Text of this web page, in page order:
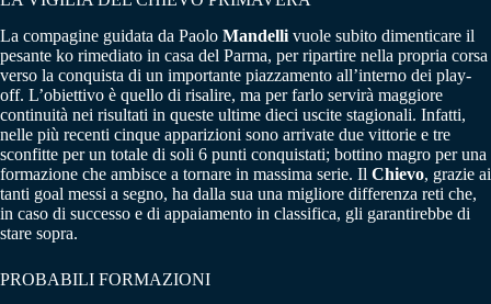
La compagine guidata da Paolo Mandelli vuole subito dimenticare il
pesante ko rimediato in casa del Parma, per ripartire nella propria corsa
verso la conquista di un importante piazzamento all’interno dei play-
off. L’obiettivo è quello di risalire, ma per farlo servirà maggiore
continuità nei risultati in queste ultime dieci uscite stagionali. Infatti,
nelle più recenti cinque apparizioni sono arrivate due vittorie e tre
sconfitte per un totale di soli 6 punti conquistati; bottino magro per una
formazione che ambisce a tornare in massima serie. Il Chievo, grazie ai
tanti goal messi a segno, ha dalla sua una migliore differenza reti che,
in caso di successo e di appaiamento in classifica, gli garantirebbe di
stare sopra.
PROBABILI FORMAZIONI